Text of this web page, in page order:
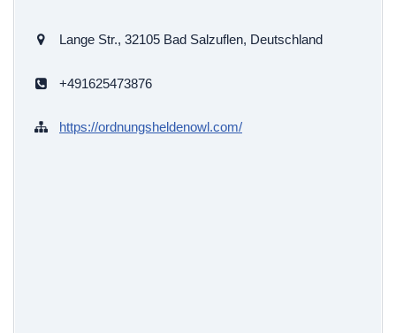
Lange Str., 32105 Bad Salzuflen, Deutschland
+491625473876
https://ordnungsheldenowl.com/